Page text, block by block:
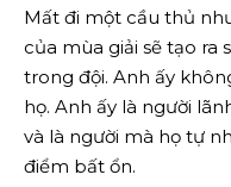
Mất đi một cầu thủ
của mùa giải sẽ tạo ra
trong đội. Anh ấy
họ. Anh ấy là người
và là người mà họ tự
điểm bất ổn.